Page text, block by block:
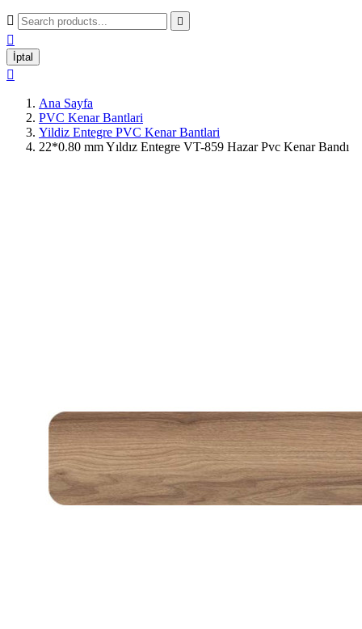
 

İptal

Ana Sayfa
PVC Kenar Bantlari
Yildiz Entegre PVC Kenar Bantlari
22*0.80 mm Yıldız Entegre VT-859 Hazar Pvc Kenar Bandı